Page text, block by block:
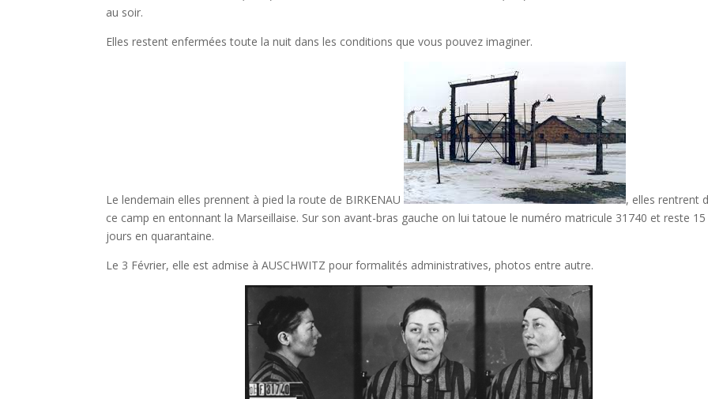
au soir.
Elles restent enfermées toute la nuit dans les conditions que vous pouvez imaginer.
Le lendemain elles prennent à pied la route de BIRKENAU
, elles rentrent
ce camp en entonnant la Marseillaise. Sur son avant-bras gauche on lui tatoue le numéro matricule 31740 et reste 15
jours en quarantaine.
Le 3 Février, elle est admise à AUSCHWITZ pour formalités administratives, photos entre autre.